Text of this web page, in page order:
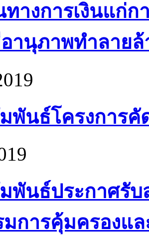
างการเงินแก่ก
านุภาพทำลายล้
พันธ์โครงการคั
พันธ์ประกาศรั
การคุ้มครองแ